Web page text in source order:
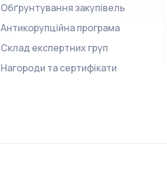
Обґрунтування закупівель
Антикорупційна програма
Склад експертних груп
Нагороди та сертифікати